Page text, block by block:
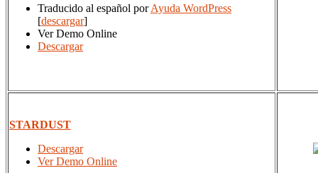
Traducido al español porAyuda WordPress
[descargar]
Ver Demo Online
Descargar
STARDUST
Descargar
Ver Demo Online